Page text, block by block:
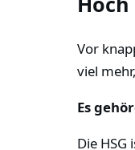
Vor
viel
Es
Die